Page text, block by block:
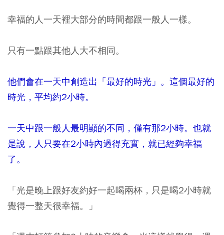
幸福的人一天裡大部分的時間都跟一般人一樣。
只有一點跟其他人大不相同。
他們會在一天中創造出「最好的時光」。這個最好的
時光，平均約2小時。
一天中跟一般人最明顯的不同，僅有那2小時。也就
是說，人只要在2小時內過得充實，就已經夠幸福
了。
「光是晚上跟好友約好一起喝兩杯，只是喝2小時就
覺得一整天很幸福。」